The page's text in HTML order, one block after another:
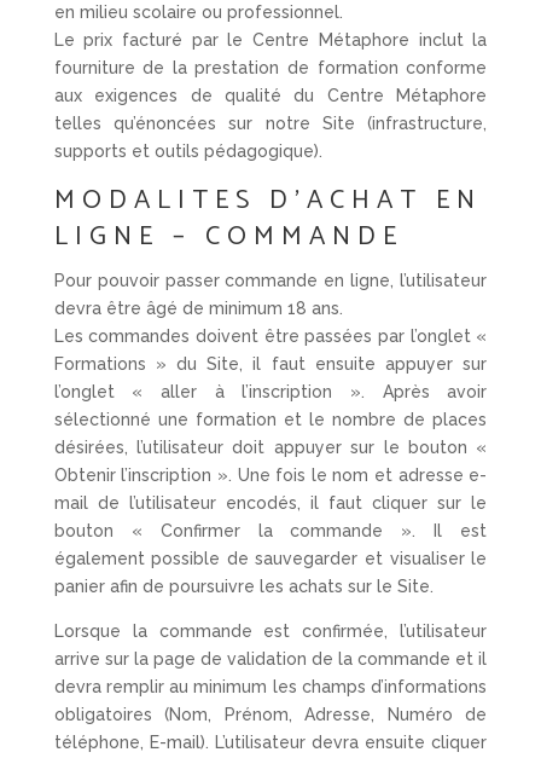
en milieu scolaire ou professionnel.
Le prix facturé par le Centre Métaphore inclut la
fourniture de la prestation de formation conforme
aux exigences de qualité du Centre Métaphore
telles qu’énoncées sur notre Site (infrastructure,
supports et outils pédagogique).
MODALITES D’ACHAT EN
LIGNE – COMMANDE
Pour pouvoir passer commande en ligne, l’utilisateur
devra être âgé de minimum 18 ans.
Les commandes doivent être passées par l’onglet «
Formations » du Site, il faut ensuite appuyer sur
l’onglet « aller à l’inscription ». Après avoir
sélectionné une formation et le nombre de places
désirées, l’utilisateur doit appuyer sur le bouton «
Obtenir l’inscription ». Une fois le nom et adresse e-
mail de l’utilisateur encodés, il faut cliquer sur le
bouton « Confirmer la commande ». Il est
également possible de sauvegarder et visualiser le
panier afin de poursuivre les achats sur le Site.
Lorsque la commande est confirmée, l’utilisateur
arrive sur la page de validation de la commande et il
devra remplir au minimum les champs d’informations
obligatoires (Nom, Prénom, Adresse, Numéro de
téléphone, E-mail). L’utilisateur devra ensuite cliquer